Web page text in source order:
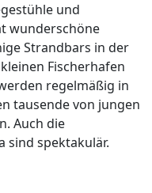
und
wunderschöne
Strandbars in der
Fischerhafen
regelmäßig in
tausende von jungen
Auch die
sind spektakulär.